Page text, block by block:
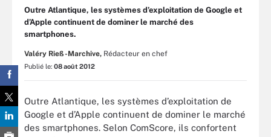
Outre Atlantique, les systèmes d’exploitation de Google et
d’Apple continuent de dominer le marché des
smartphones.
Valéry Rieß-Marchive, Rédacteur en chef
Publié le: 08 août 2012
Outre Atlantique, les systèmes d’exploitation de
Google et d’Apple continuent de dominer le marché
des smartphones. Selon ComScore, ils confortent